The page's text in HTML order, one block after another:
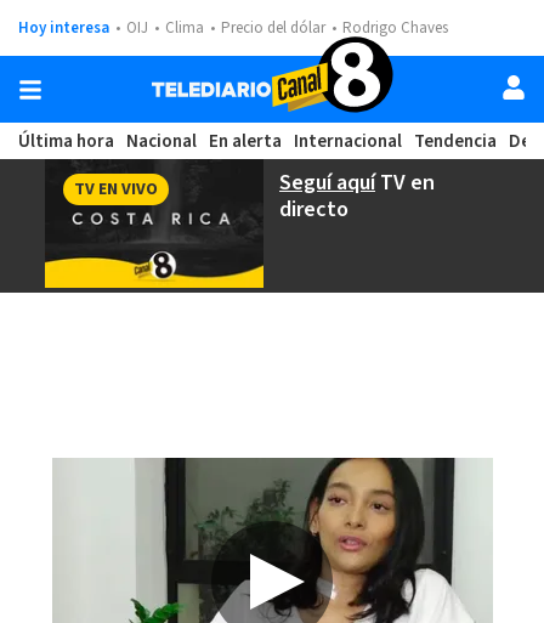
Hoy interesa OIJ Clima Precio del dólar Rodrigo Chaves
Última hora Nacional En alerta Internacional Tendencia
Seguí aquíTV en
directo
TV EN VIVO